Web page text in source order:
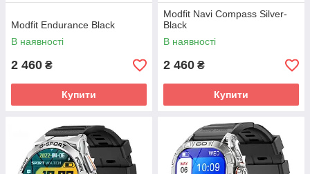
Modfit Endurance Black
В наявності
2 460 ₴
Купити
Modfit Navi Compass Silver-
Black
В наявності
2 460 ₴
Купити